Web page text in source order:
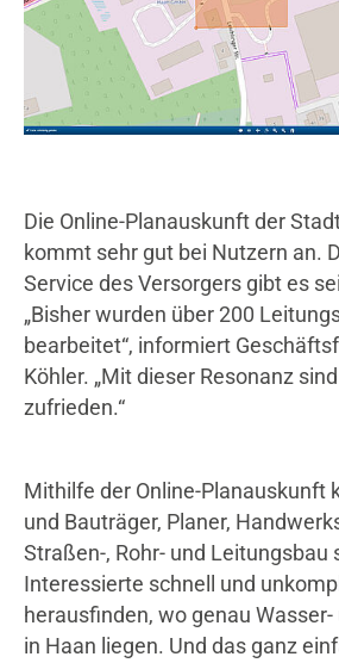
Die Online-Planauskunft der
kommt sehr gut bei Nutzern an.
Service des Versorgers gibt es
„Bisher wurden über 200
bearbeitet“, informiert
Köhler. „Mit dieser Resonanz
zufrieden.“
Mithilfe der Online-Planauskunft
und Bauträger, Planer,
Straßen-, Rohr- und Leitungsbau
Interessierte schnell und
herausfinden, wo genau
in Haan liegen. Und das ganz
Externe Inhalte
Google Maps
Google LLC
Statistik
Google Analytics
Cookie Laufzeit:
2 Jahre
Google Tag Manager